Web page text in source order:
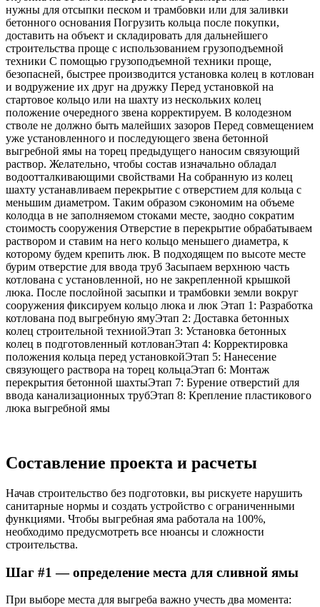
нужны для отсыпки песком и трамбовки или для заливки
бетонного основания Погрузить кольца после покупки,
доставить на объект и складировать для дальнейшего
строительства проще с использованием грузоподъемной
техники С помощью грузоподъемной техники проще,
безопасней, быстрее производится установка колец в котлован
и водружение их друг на дружку Перед установкой на
стартовое кольцо или на шахту из нескольких колец
положение очередного звена корректируем. В колодезном
стволе не должно быть малейших зазоров Перед совмещением
уже установленного и последующего звена бетонной
выгребной ямы на торец предыдущего наносим связующий
раствор. Желательно, чтобы состав изначально обладал
водоотталкивающими свойствами На собранную из колец
шахту устанавливаем перекрытие с отверстием для кольца с
меньшим диаметром. Таким образом сэкономим на объеме
колодца в не заполняемом стоками месте, заодно сократим
стоимость сооружения Отверстие в перекрытие обрабатываем
раствором и ставим на него кольцо меньшего диаметра, к
которому будем крепить люк. В подходящем по высоте месте
бурим отверстие для ввода труб Засыпаем верхнюю часть
котлована с установленной, но не закрепленной крышкой
люка. После послойной засыпки и трамбовки земли вокруг
сооружения фиксируем кольцо люка и люк Этап 1: Разработка
котлована под выгребную ямуЭтап 2: Доставка бетонных
колец строительной техниойЭтап 3: Установка бетонных
колец в подготовленный котлованЭтап 4: Корректировка
положения кольца перед установкойЭтап 5: Нанесение
связующего раствора на торец кольцаЭтап 6: Монтаж
перекрытия бетонной шахтыЭтап 7: Бурение отверстий для
ввода канализационных трубЭтап 8: Крепление пластикового
люка выгребной ямы
Составление проекта и расчеты
Начав строительство без подготовки, вы рискуете нарушить
санитарные нормы и создать устройство с ограниченными
функциями. Чтобы выгребная яма работала на 100%,
необходимо предусмотреть все нюансы и сложности
строительства.
Шаг #1 — определение места для сливной ямы
При выборе места для выгреба важно учесть два момента: